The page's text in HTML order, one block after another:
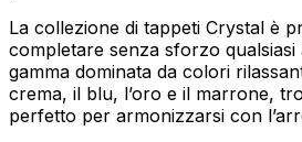
La collezione di tappeti Crystal è
completare senza sforzo qualsiasi
gamma dominata da colori
crema, il blu, l’oro e il marrone,
perfetto per armonizzarsi con